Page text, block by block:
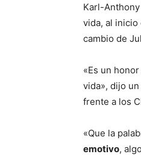
Karl-
vida, al
cambio de
«Es un
vida», dijo
frente a los
«Que la
emotivo,